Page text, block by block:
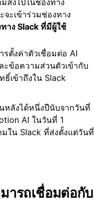
ะเข้าร่วมช่องทาง
าง Slack ที่มีผู้ใช้
ตั้งค่าตัวเชื่อมต่อ AI
ะข้อความส่วนตัวเข้ากับ
ธิ์เข้าถึงใน Slack
หลังได้หนึ่งปีนับจากวันที่
AI ในวันที่ 1
ใน Slack ที่ส่งตั้งแต่วันที่
ารถเชื่อมต่อกับ